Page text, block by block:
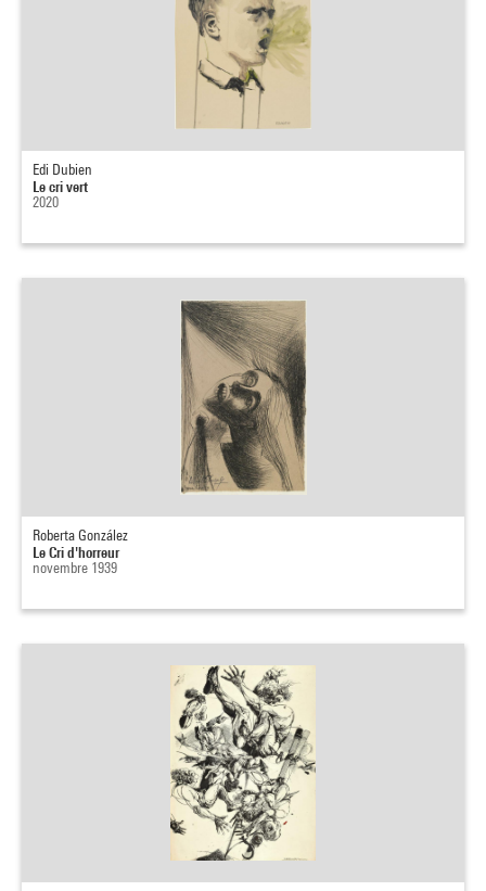
Edi Dubien
Le cri vert
2020
Roberta González
Le Cri d'horreur
novembre 1939